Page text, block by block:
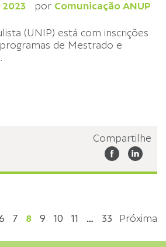
por Comunicação ANUP
(UNIP) está com inscrições
de Mestrado e
Compartilhe
7 8 9 10 11 … 33 Próxima